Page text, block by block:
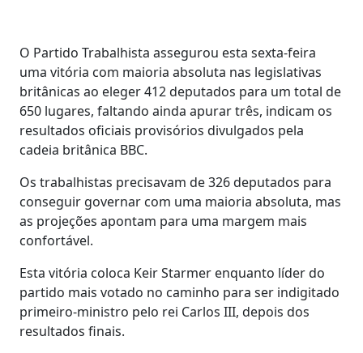
O Partido Trabalhista assegurou esta sexta-feira
uma vitória com maioria absoluta nas legislativas
britânicas ao eleger 412 deputados para um total de
650 lugares, faltando ainda apurar três, indicam os
resultados oficiais provisórios divulgados pela
cadeia britânica BBC.
Os trabalhistas precisavam de 326 deputados para
conseguir governar com uma maioria absoluta, mas
as projeções apontam para uma margem mais
confortável.
Esta vitória coloca Keir Starmer enquanto líder do
partido mais votado no caminho para ser indigitado
primeiro-ministro pelo rei Carlos III, depois dos
resultados finais.